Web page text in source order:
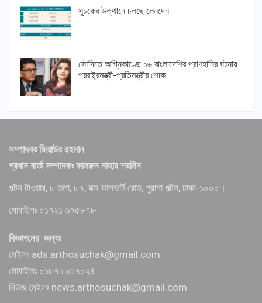
সূচকের উত্থানে চলছে লেনদেন
সৌদিতে অগ্নিকাণ্ডে ১৬ বাংলাদেশির প্রাণহানির ঘটনায়
পররাষ্ট্রমন্ত্রী-প্রতিমন্ত্রীর শোক
সম্পাদকঃ জিয়াউর রহমান
প্রধান বার্তা সম্পাদকঃ কামরুন নাহার শরমিন
পল্টন টাওয়ার, ৮ তলা, ৮৭, বক্স কালভার্ট রোড, পুরানা পল্টন, ঢাকা-১০০০।
মোবাইলঃ ০১৭২১ ৬৭৫৮৭৮
বিজ্ঞাপনের জন্যঃ
মেইলঃ ads.arthosuchak@gmail.com
মোবাইলঃ ০১৮৭১ ০১৭০২৪
নিউজ মেইলঃ news.arthosuchak@gmail.com